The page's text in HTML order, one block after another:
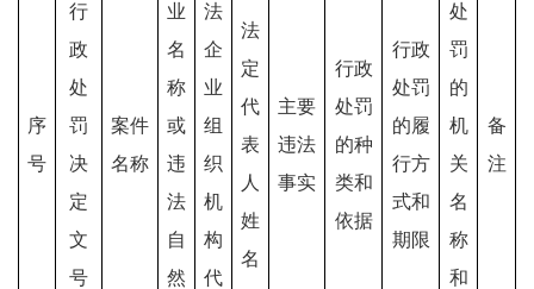
序
号
行
政
处
罚
决
定
文
号
案件
名称
业
名
称
或
违
法
自
然
法
企
业
组
织
机
构
代
法
定
代
表
人
姓
名
主要
违法
事实
行政
处罚
的种
类和
依据
行政
处罚
的履
行方
式和
期限
处
罚
的
机
关
名
称
和
备
注